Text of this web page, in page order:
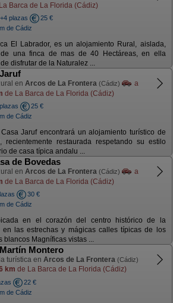
Barca de La Florida (Cádiz)
plazas
25 €
de Cádiz
El Labrador, es un alojamiento Rural, aislada,
una finca de mas de 40 Hectáreas, en ella
disfrutar de la Naturalez ...
en Arcos de La Frontera (Cádiz)
a
de La Barca de La Florida (Cádiz)
25 €
de Cádiz
Jaruf encontrará un alojamiento turístico de
recientemente restaurada respetando su estilo
de casa típica andalu ...
de Bovedas
en Arcos de La Frontera (Cádiz)
a
de La Barca de La Florida (Cádiz)
30 €
de Cádiz
en el corazón del centro histórico de la
en las estrechas y mágicas calles típicas de los
blancos Magníficas vistas ...
Montero
turística en Arcos de La Frontera (Cádiz)
km de La Barca de La Florida (Cádiz)
22 €
de Cádiz